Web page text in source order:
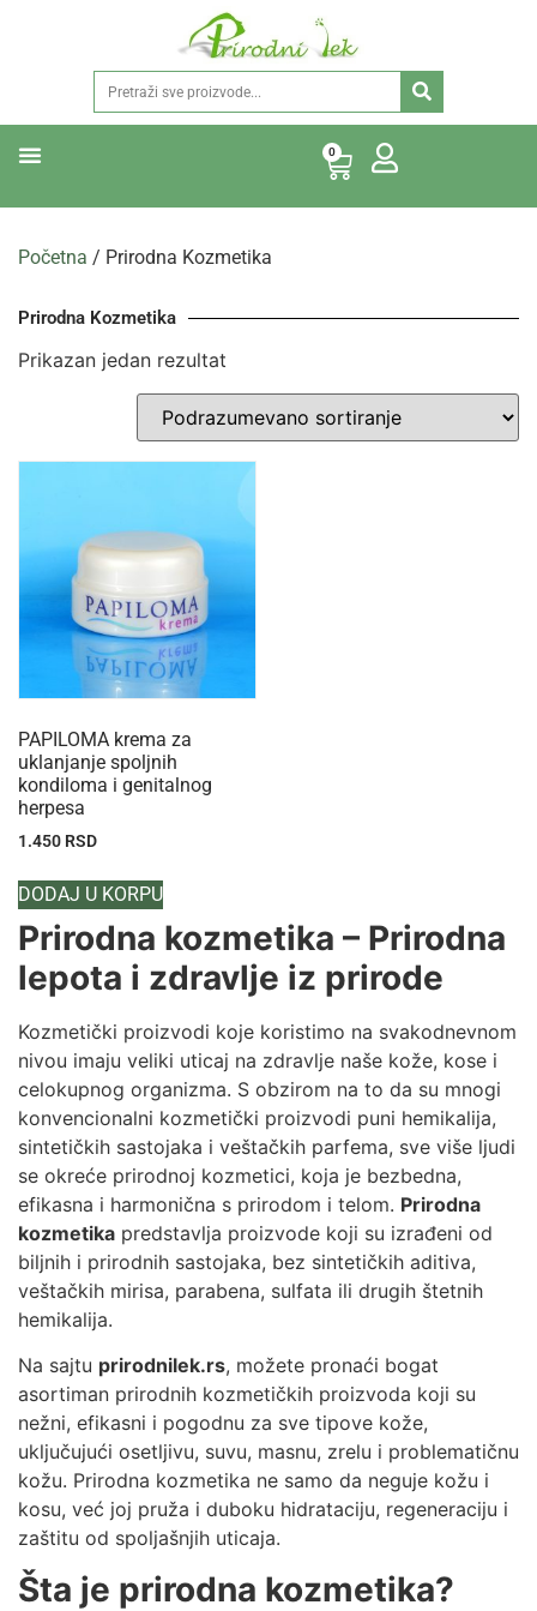
0
Početna / Prirodna Kozmetika
Prirodna Kozmetika
Prikazan jedan rezultat
PAPILOMA krema za
uklanjanje spoljnih
kondiloma i genitalnog
herpesa
1.450 RSD
DODAJ U KORPU
Prirodna kozmetika – Prirodna
lepota i zdravlje iz prirode
Kozmetički proizvodi koje koristimo na svakodnevnom
nivou imaju veliki uticaj na zdravlje naše kože, kose i
celokupnog organizma. S obzirom na to da su mnogi
konvencionalni kozmetički proizvodi puni hemikalija,
sintetičkih sastojaka i veštačkih parfema, sve više ljudi
se okreće prirodnoj kozmetici, koja je bezbedna,
efikasna i harmonična s prirodom i telom. Prirodna
kozmetika predstavlja proizvode koji su izrađeni od
biljnih i prirodnih sastojaka, bez sintetičkih aditiva,
veštačkih mirisa, parabena, sulfata ili drugih štetnih
hemikalija.
Na sajtu prirodnilek.rs, možete pronaći bogat
asortiman prirodnih kozmetičkih proizvoda koji su
nežni, efikasni i pogodnu za sve tipove kože,
uključujući osetljivu, suvu, masnu, zrelu i problematičnu
kožu. Prirodna kozmetika ne samo da neguje kožu i
kosu, već joj pruža i duboku hidrataciju, regeneraciju i
zaštitu od spoljašnjih uticaja.
Šta je prirodna kozmetika?